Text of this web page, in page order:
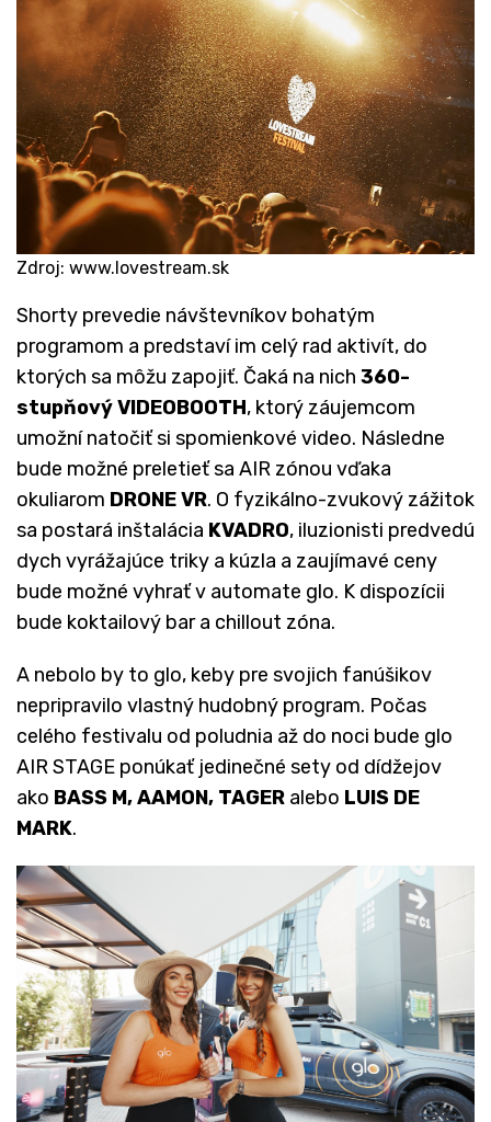
Zdroj: www.lovestream.sk
Shorty prevedie návštevníkov bohatým
programom a predstaví im celý rad aktivít, do
ktorých sa môžu zapojiť. Čaká na nich 360-
stupňový VIDEOBOOTH, ktorý záujemcom
umožní natočiť si spomienkové video. Následne
bude možné preletieť sa AIR zónou vďaka
okuliarom DRONE VR. O fyzikálno-zvukový zážitok
sa postará inštalácia KVADRO, iluzionisti predvedú
dych vyrážajúce triky a kúzla a zaujímavé ceny
bude možné vyhrať v automate glo. K dispozícii
bude koktailový bar a chillout zóna.
A nebolo by to glo, keby pre svojich fanúšikov
nepripravilo vlastný hudobný program. Počas
celého festivalu od poludnia až do noci bude glo
AIR STAGE ponúkať jedinečné sety od dídžejov
ako BASS M, AAMON, TAGER alebo LUIS DE
MARK.